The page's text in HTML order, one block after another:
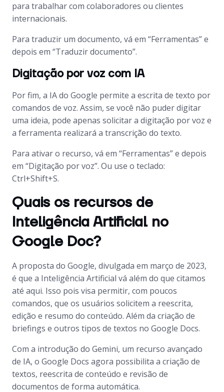
para trabalhar com colaboradores ou clientes
internacionais.
Para traduzir um documento, vá em “Ferramentas” e
depois em “Traduzir documento”.
Digitação por voz com IA
Por fim, a IA do Google permite a escrita de texto por
comandos de voz. Assim, se você não puder digitar
uma ideia, pode apenas solicitar a digitação por voz e
a ferramenta realizará a transcrição do texto.
Para ativar o recurso, vá em “Ferramentas” e depois
em “Digitação por voz”. Ou use o teclado:
Ctrl+Shift+S.
Quais os recursos de
Inteligência Artificial no
Google Doc?
A proposta do Google, divulgada em março de 2023,
é que a Inteligência Artificial vá além do que citamos
até aqui. Isso pois visa permitir, com poucos
comandos, que os usuários solicitem a reescrita,
edição e resumo do conteúdo. Além da criação de
briefings e outros tipos de textos no Google Docs.
Com a introdução do Gemini, um recurso avançado
de IA, o Google Docs agora possibilita a criação de
textos, reescrita de conteúdo e revisão de
documentos de forma automática.